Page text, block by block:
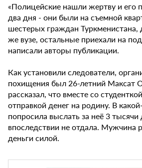
«Полицейские нашли жертву и его
два дня - они были на съемной
шестерых граждан Туркменистана,
же вузе, остальные приехали на
написали авторы публикации.
Как установили следователи,
похищения был 26-летний Максат
рассказал, что вместе со
отправкой денег на родину. В
попросила выслать за неё 3
впоследствии не отдала. Мужчина
деньги силой.